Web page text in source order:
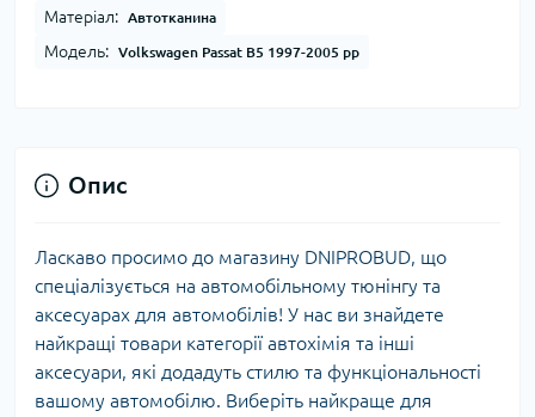
Матеріал: Автотканина
Модель: Volkswagen Passat B5 1997-2005 рр
Опис
Ласкаво просимо до магазину DNIPROBUD, що
спеціалізується на автомобільному тюнінгу та
аксесуарах для автомобілів! У нас ви знайдете
найкращі товари категорії автохімія та інші
аксесуари, які додадуть стилю та функціональності
вашому автомобілю. Виберіть найкраще для